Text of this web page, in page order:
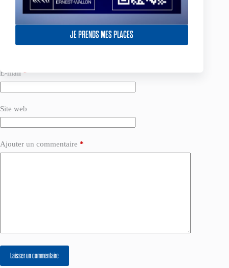
JE PRENDS MES PLACES
Votre adresse e-mail ne sera pas publiée.
Les champs obligatoires sont
E-mail *
Site web
Ajouter un commentaire *
Laisser un commentaire